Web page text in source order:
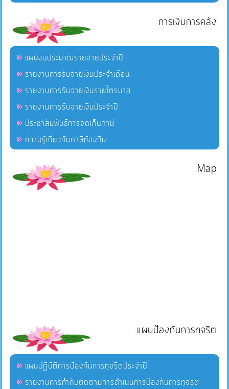
การเงินการคลัง
แผนงบประมาณรายจ่ายประจำปี
รายงานการรับจ่ายเงินประจำเดือน
รายงานการรับจ่ายเงินรายไตรมาส
รายงานการรับจ่ายเงินประจำปี
ประชาสัมพันธ์การจัดเก็บภาษี
ความรู้เกี่ยวกับภาษีท้องถิ่น
Map
แผนป้องกันการทุจริต
แผนปฏิบัติการป้องกันการทุจริตประจำปี
รายงานการกำกับติดตามการดำเนินการป้องกันการทุจริต